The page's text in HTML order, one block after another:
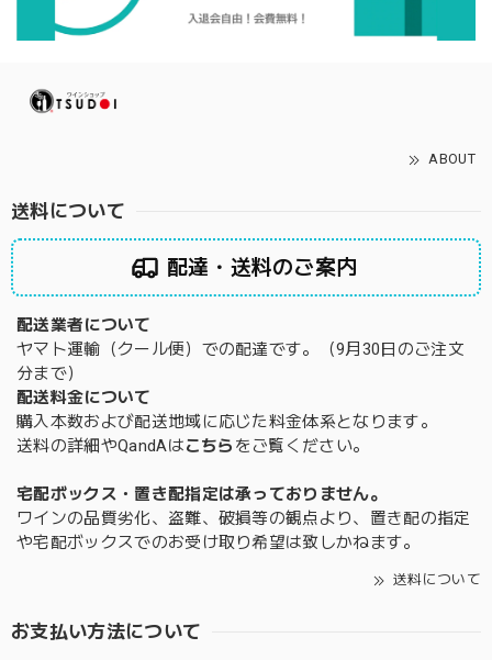
ABOUT
送料について
配達・送料のご案内
配送業者について
ヤマト運輸（クール便）での配達です。（9月30日のご注文
分まで）
配送料金について
購入本数および配送地域に応じた料金体系となります。
送料の詳細やQandAはこちら をご覧ください。
宅配ボックス・置き配指定は承っておりません。
ワインの品質劣化、盗難、破損等の観点より、置き配の指定
や宅配ボックスでのお受け取り希望は致しかねます。
送料について
お支払い方法について